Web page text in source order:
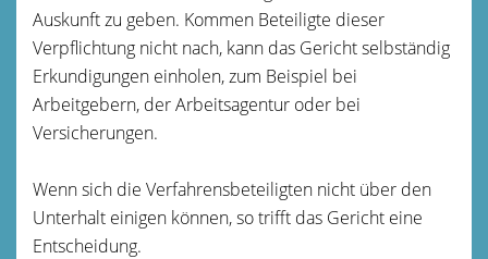
Auskunft zu geben. Kommen Beteiligte dieser
Verpflichtung nicht nach, kann das Gericht selbständig
Erkundigungen einholen, zum Beispiel bei
Arbeitgebern, der Arbeitsagentur oder bei
Versicherungen.
Wenn sich die Verfahrensbeteiligten nicht über den
Unterhalt einigen können, so trifft das Gericht eine
Entscheidung.